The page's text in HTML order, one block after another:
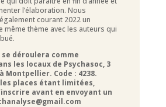
l’élaboration. Nous
courant 2022 un
même thème avec les auteurs qui
déroulera comme
les locaux de Psychasoc, 3
Montpellier. Code : 4238.
les places étant limitées,
avant en envoyant un